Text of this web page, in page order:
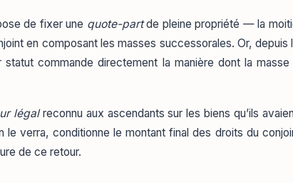
de fixer une quote-partde pleine propriété — la
en composant les masses successorales. Or,
commande directement la manière dont la
légalreconnu aux ascendants sur les biens qu’ils
le verra, conditionne le montant final des droits du
de ce retour.